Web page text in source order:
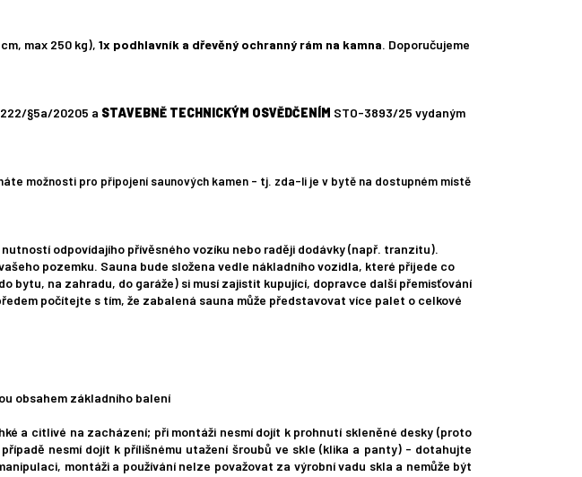
max 250 kg), 1x podhlavník a dřevěný ochranný rám na kamna. Doporučujeme
§5a/20205 a STAVEBNĚ TECHNICKÝM OSVĚDČENÍM STO-3893/25 vydaným
možnosti pro připojení saunových kamen - tj. zda-li je v bytě na dostupném místě
odpovídajího přívěsného vozíku nebo raději dodávky (např. tranzitu).
pozemku. Sauna bude složena vedle nákladního vozidla, které přijede co
bytu, na zahradu, do garáže) si musí zajistit kupující, dopravce další přemisťování
počítejte s tím, že zabalená sauna může představovat více palet o celkové
obsahem základního balení
a citlivé na zacházení; při montáži nesmí dojít k prohnutí skleněné desky (proto
nesmí dojít k přílišnému utažení šroubů ve skle (klika a panty) - dotahujte
montáži a používání nelze považovat za výrobní vadu skla a nemůže být